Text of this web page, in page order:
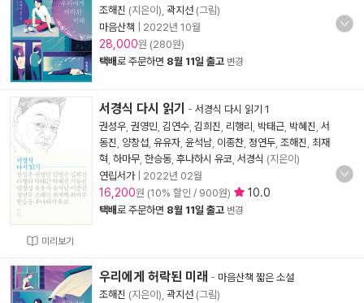
조해진 (지은이), 곽지선 (그림)
마음산책
2022년 10월
28,000원 (280원)
택배로 주문하면 8월 11일 출고 변경
미리보기
서경식 다시 읽기 - 서경식 다시 읽기 1
권성우 권영민 김연수 김희진 리행리 박태근 박혜진 서
동진 양창섭 유유자 윤석남 이종찬 정연두 조해진 최재
혁 하마무 한승동 후나하시 유코 서경식 (지은이)
연립서가| 2022년 02월
16,200원 (10% 할인 / 900원) 10.0
택배로 주문하면 8월 11일 출고 변경
우리에게 허락된 미래 - 마음산책 짧은 소설
조해진 (지은이), 곽지선 (그림)